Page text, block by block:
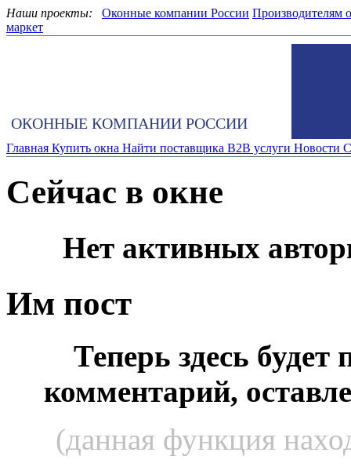
Наши проекты: Оконные компании России Производителям
маркет
ОКОННЫЕ КОМПАНИИ РОССИИ
Главная Купить окна Найти поставщика B2B услуги Новости
Сейчас в окне
Нет активных
Им пост
Теперь здесь будет
комментарий,
(данная функция